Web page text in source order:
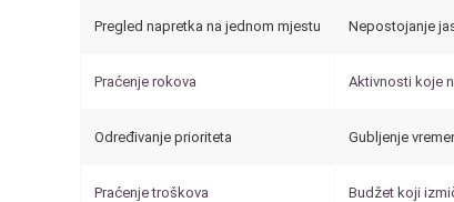
Pregled napretka na jednom mjestu Nepostojanje
Praćenje rokova Aktivnosti koje
Određivanje prioriteta Gubljenje
Praćenje troškova Budžet koji